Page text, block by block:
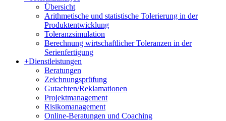
Übersicht
Arithmetische und statistische Tolerierung in der
Produktentwicklung
Toleranzsimulation
Berechnung wirtschaftlicher Toleranzen in der
Serienfertigung
+Dienstleistungen
Beratungen
Zeichnungsprüfung
Gutachten/Reklamationen
Projektmanagement
Risikomanagement
Online-Beratungen und Coaching